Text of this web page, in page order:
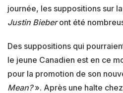
journée, les suppositions sur
Justin Bieberont été
Des suppositions qui
le jeune Canadien est en ce
pour la promotion de son
Mean?». Après une halte chez